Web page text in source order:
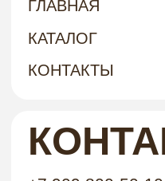
персональных данных